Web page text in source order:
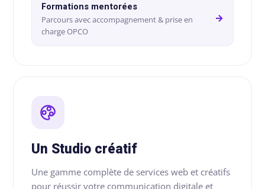
& DESIGN
logo
graphique
brand
💻
Landing
pages
Formations mentorées
Parcours avec accompagnement & prise en
charge OPCO
→
Un Studio créatif
Une gamme complète de services web et créatifs
pour réussir votre communication digitale et